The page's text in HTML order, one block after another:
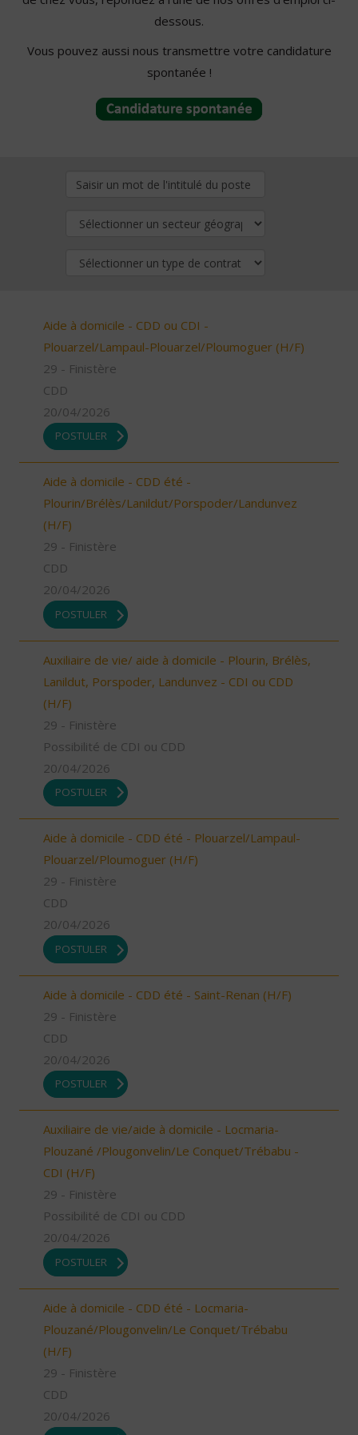
dessous.
Vous pouvez aussi nous transmettre votre candidature
spontanée !
Aide à domicile - CDD ou CDI -
Plouarzel/Lampaul-Plouarzel/Ploumoguer (H/F)
29 - Finistère
CDD
20/04/2026
POSTULER
Aide à domicile - CDD été -
Plourin/Brélès/Lanildut/Porspoder/Landunvez
(H/F)
29 - Finistère
CDD
20/04/2026
POSTULER
Auxiliaire de vie/ aide à domicile - Plourin, Brélès,
Lanildut, Porspoder, Landunvez - CDI ou CDD
(H/F)
29 - Finistère
Possibilité de CDI ou CDD
20/04/2026
POSTULER
Aide à domicile - CDD été - Plouarzel/Lampaul-
Plouarzel/Ploumoguer (H/F)
29 - Finistère
CDD
20/04/2026
POSTULER
Aide à domicile - CDD été - Saint-Renan (H/F)
29 - Finistère
CDD
20/04/2026
POSTULER
Auxiliaire de vie/aide à domicile - Locmaria-
Plouzané /Plougonvelin/Le Conquet/Trébabu -
CDI (H/F)
29 - Finistère
Possibilité de CDI ou CDD
20/04/2026
POSTULER
Aide à domicile - CDD été - Locmaria-
Plouzané/Plougonvelin/Le Conquet/Trébabu
(H/F)
29 - Finistère
CDD
20/04/2026